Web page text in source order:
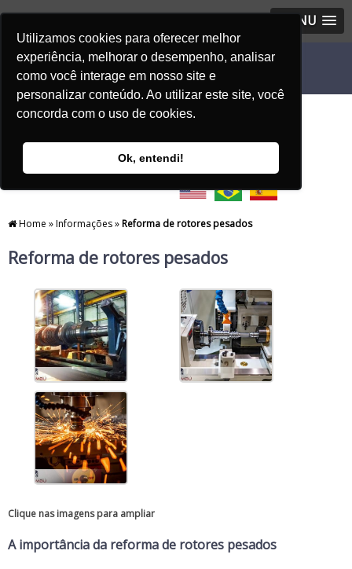
Utilizamos cookies para oferecer melhor
experiência, melhorar o desempenho, analisar
como você interage em nosso site e
personalizar conteúdo. Ao utilizar este site, você
concorda com o uso de cookies.
Ok, entendi!
MENU
Home »Informações»Reforma de rotores pesados
Reforma de rotores pesados
Clique nas imagens para ampliar
A importância da reforma de rotores pesados